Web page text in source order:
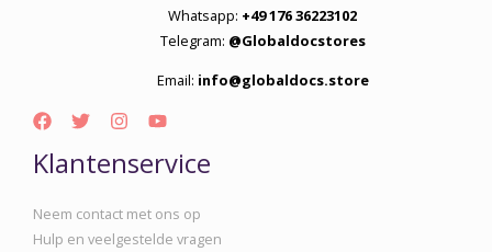
Whatsapp: +49 176 36223102
Telegram: @Globaldocstores
Email: info@globaldocs.store
Klantenservice
Neem contact met ons op
Hulp en veelgestelde vragen